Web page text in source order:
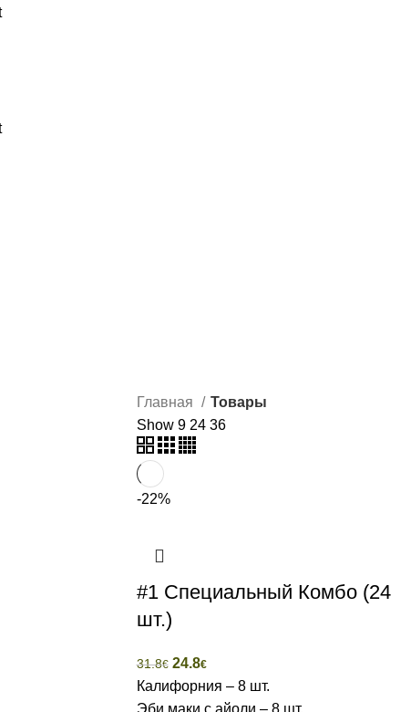
Главная
Товары
Show 9 24 36
-22%
#1 Специальный Комбо (24
шт.)
31.8€ 24.8€
Калифорния – 8 шт.